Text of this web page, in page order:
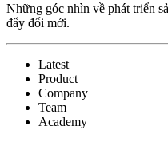
Những góc nhìn về phát triển
đẩy đổi mới.
Latest
Product
Company
Team
Academy